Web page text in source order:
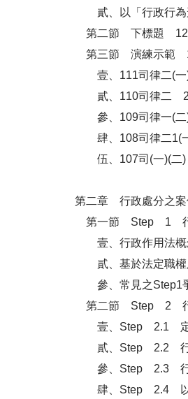
貳、以「行政行為
第二節 下標題 12
第三節 演練示範
壹、111司律二(
貳、110司律二
參、109司律一(
肆、108司律二1(
伍、107司(一)(
第二章 行政處分之案
第一節 Step 1 行
壹、行政作用法概
貳、基於法定職
參、常見之Step1
第二節 Step 2 行
壹、Step 2.1
貳、Step 2.2 行
參、Step 2.3 行政
肆、Step 2.4 以裁